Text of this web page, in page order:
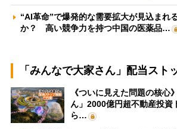
“AI革命”で爆発的な需要拡大が見込まれ
か？ 高い競争力を持つ中国の医薬品…
「みんなで大家さん」配当スト
《ついに見えた問題の核心
ん」2000億円超不動産投資
ら…